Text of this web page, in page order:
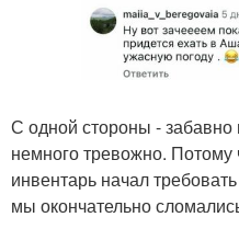
С одной стороны -
немного тревожно.
инвентарь начал
мы окончательно